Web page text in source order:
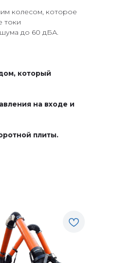
колесом, которое
токи
до 60 дБА.
который
на входе и
плиты.